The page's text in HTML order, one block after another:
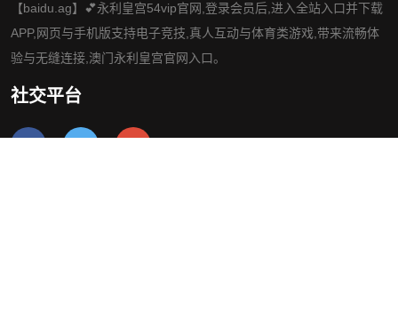
【baidu.ag】💕永利皇宫54vip官网,登录会员后,进入全站入口并下载
APP,网页与手机版支持电子竞技,真人互动与体育类游戏,带来流畅体
验与无缝连接,澳门永利皇宫官网入口。
社交平台